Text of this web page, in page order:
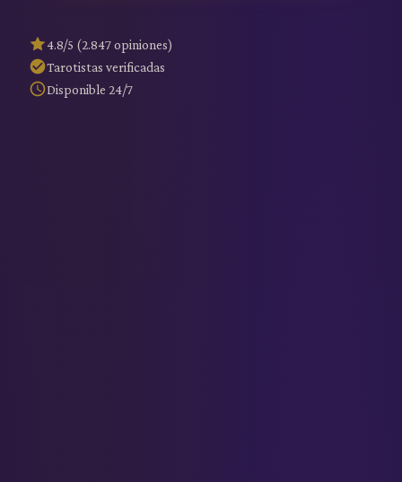
4.8/5 (2.847 opiniones)
Tarotistas verificadas
Disponible 24/7